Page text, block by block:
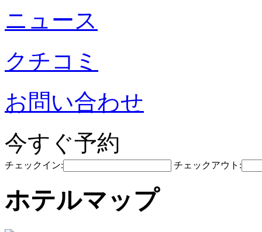
ニュース
クチコミ
お問い合わせ
今すぐ予約
チェックイン: チェックアウト:
ホテルマップ